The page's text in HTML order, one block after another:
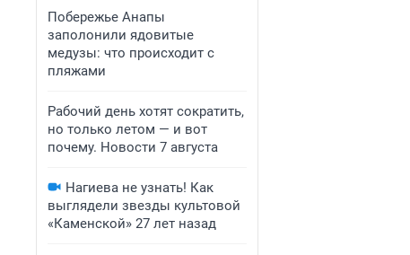
Побережье Анапы
заполонили ядовитые
медузы: что происходит с
пляжами
Рабочий день хотят сократить,
но только летом — и вот
почему. Новости 7 августа
Нагиева не узнать! Как
выглядели звезды культовой
«Каменской» 27 лет назад